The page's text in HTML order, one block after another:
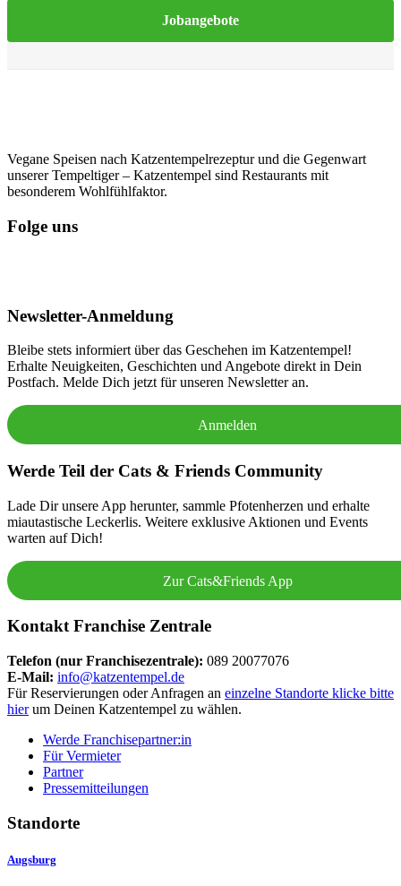
Jobangebote
Vegane Speisen nach Katzentempelrezeptur und die Gegenwart
unserer Tempeltiger – Katzentempel sind Restaurants mit
besonderem Wohlfühlfaktor.
Folge uns
Newsletter-Anmeldung
Bleibe stets informiert über das Geschehen im Katzentempel!
Erhalte Neuigkeiten, Geschichten und Angebote direkt in Dein
Postfach. Melde Dich jetzt für unseren Newsletter an.
Anmelden
Werde Teil der Cats & Friends Community
Lade Dir unsere App herunter, sammle Pfotenherzen und erhalte
miautastische Leckerlis. Weitere exklusive Aktionen und Events
warten auf Dich!
Zur Cats&Friends App
Kontakt Franchise Zentrale
Telefon (nur Franchisezentrale): 089 20077076
E-Mail: info@katzentempel.de
Für Reservierungen oder Anfragen an einzelne Standorte klicke bitte
hierum Deinen Katzentempel zu wählen.
Werde Franchisepartner:in
Für Vermieter
Partner
Pressemitteilungen
Standorte
Augsburg